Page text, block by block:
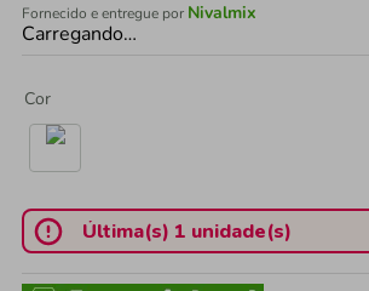
Fornecido e entregue por Nivalmix
Carregando…
Cor
Última(s) 1 unidade(s)